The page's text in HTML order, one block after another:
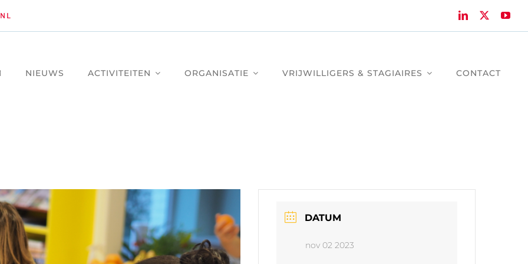
NIEUWS ACTIVITEITEN ORGANISATIE VRIJWILLIGERS & STAGIAIRES CONTACT
DATUM
nov 02 2023